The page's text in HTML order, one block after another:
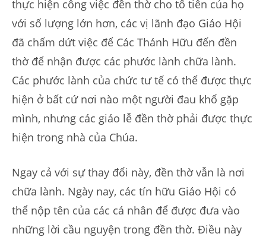
thực hiện công việc đền thờ cho tổ tiên của họ
với số lượng lớn hơn, các vị lãnh đạo Giáo Hội
đã chấm dứt việc để Các Thánh Hữu đến đền
thờ để nhận được các phước lành chữa lành.
Các phước lành của chức tư tế có thể được thực
hiện ở bất cứ nơi nào một người đau khổ gặp
mình, nhưng các giáo lễ đền thờ phải được thực
hiện trong nhà của Chúa.
Ngay cả với sự thay đổi này, đền thờ vẫn là nơi
chữa lành. Ngày nay, các tín hữu Giáo Hội có
thể nộp tên của các cá nhân để được đưa vào
những lời cầu nguyện trong đền thờ. Điều này